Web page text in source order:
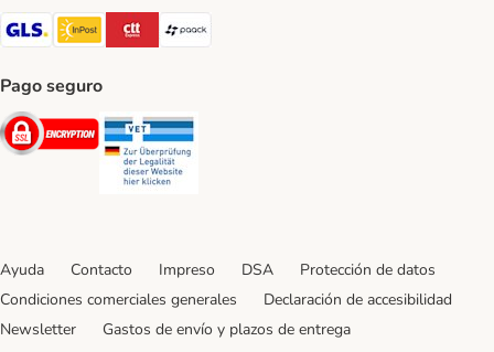
GLS Shipping Method
InPost Shipping Method
CTTExpress Shipping Method
paack Shipping Method
Pago seguro
Security
Ayuda Contacto Impreso DSA
Protección de datos
Condiciones comerciales generales
Declaración de accesibilidad
Newsletter
Gastos de envío y plazos de entrega